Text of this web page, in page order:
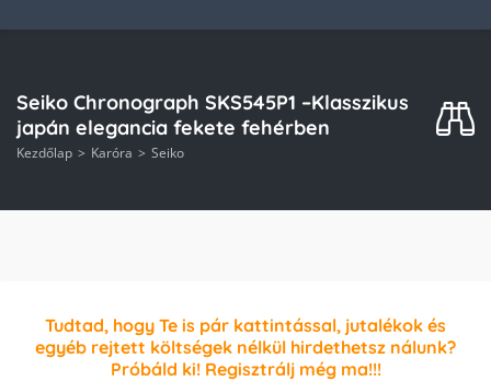
Seiko Chronograph SKS545P1 –Klasszikus
japán elegancia fekete fehérben
Kezdőlap Karóra Seiko
Tudtad, hogy Te is pár kattintással, jutalékok és
egyéb rejtett költségek nélkül hirdethetsz nálunk?
Próbáld ki! Regisztrálj még ma!!!